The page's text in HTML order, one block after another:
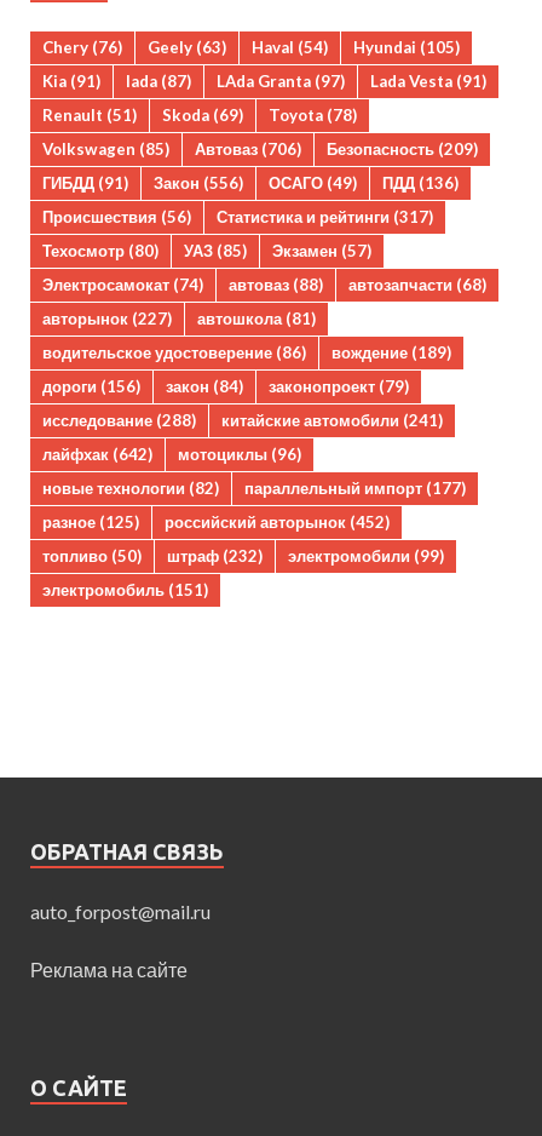
Chery (76) Geely (63) Haval (54) Hyundai (105)
Kia (91) lada (87) LAda Granta (97) Lada Vesta (91)
Renault (51) Skoda (69) Toyota (78)
Volkswagen (85) Автоваз (706) Безопасность (209)
ГИБДД (91) Закон (556) ОСАГО (49) ПДД (136)
Происшествия (56) Статистика и рейтинги (317)
Техосмотр (80) УАЗ (85) Экзамен (57)
Электросамокат (74) автоваз (88) автозапчасти (68)
авторынок (227) автошкола(81)
водительское удостоверение (86) вождение (189)
дороги (156) закон (84) законопроект (79)
исследование (288) китайские автомобили (241)
лайфхак (642) мотоциклы (96)
новые технологии (82) параллельный импорт (177)
разное (125) российский авторынок (452)
топливо (50) штраф (232) электромобили (99)
электромобиль (151)
ОБРАТНАЯ СВЯЗЬ
auto_forpost@mail.ru
Реклама на сайте
О САЙТЕ